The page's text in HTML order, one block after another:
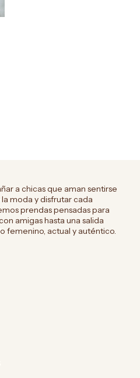
a chicas que aman sentirse
moda y disfrutar cada
prendas pensadas para
amigas hasta una salida
femenino, actual y auténtico.